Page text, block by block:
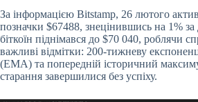
За інформацією Bitstamp, 26 лютого
позначки $67488, знецінившись на 1%
біткоїн піднімався до $70 040, роблячи
важливі відмітки: 200-тижневу
(EMA) та попередній історичний
старання завершилися без успіху.